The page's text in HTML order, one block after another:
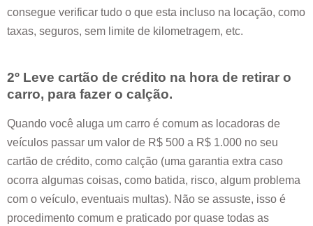
consegue verificar tudo o que esta incluso na locação, como
taxas, seguros, sem limite de kilometragem, etc.
2º Leve cartão de crédito na hora de retirar o
carro, para fazer o calção.
Quando você aluga um carro é comum as locadoras de
veículos passar um valor de R$ 500 a R$ 1.000 no seu
cartão de crédito, como calção (uma garantia extra caso
ocorra algumas coisas, como batida, risco, algum problema
com o veículo, eventuais multas). Não se assuste, isso é
procedimento comum e praticado por quase todas as